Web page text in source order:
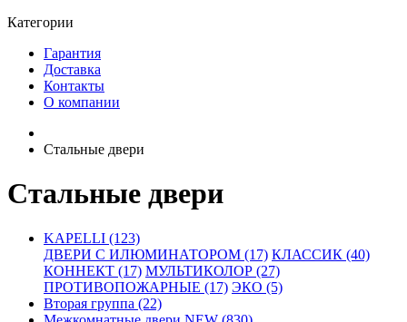
Категории
Гарантия
Доставка
Контакты
О компании
Стальные двери
Стальные двери
KAPELLI (123)
ДВЕРИ С ИЛЮМИНАТОРОМ (17) КЛАССИК (40)
КОННЕКТ (17) МУЛЬТИКОЛОР (27)
ПРОТИВОПОЖАРНЫЕ (17) ЭКО (5)
Вторая группа (22)